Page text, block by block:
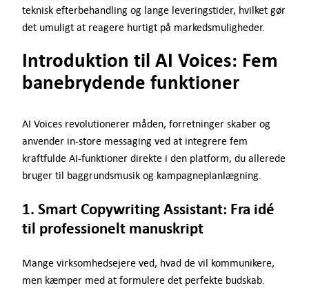
teknisk efterbehandling og lange leveringstider, hvilket gør
det umuligt at reagere hurtigt på markedsmuligheder.
Introduktion til AI Voices: Fem
banebrydende funktioner
AI Voices revolutionerer måden, forretninger skaber og
anvender in-store messaging ved at integrere fem
kraftfulde AI-funktioner direkte i den platform, du allerede
bruger til baggrundsmusik og kampagneplanlægning.
1. Smart Copywriting Assistant: Fra idé
til professionelt manuskript
Mange virksomhedsejere ved, hvad de vil kommunikere,
men kæmper med at formulere det perfekte budskab.